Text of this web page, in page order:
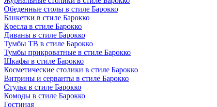
Обеденные столы в стиле Барокко
Банкетки в стиле Барокко
Кресла в стиле Барокко
Диваны в стиле Барокко
Тумбы ТВ в стиле Барокко
Тумбы прикроватные в стиле Барокко
Шкафы в стиле Барокко
Косметические столики в стиле Барокко
Витрины и серванты в стиле Барокко
Стулья в стиле Барокко
Комоды в стиле Барокко
Гостиная